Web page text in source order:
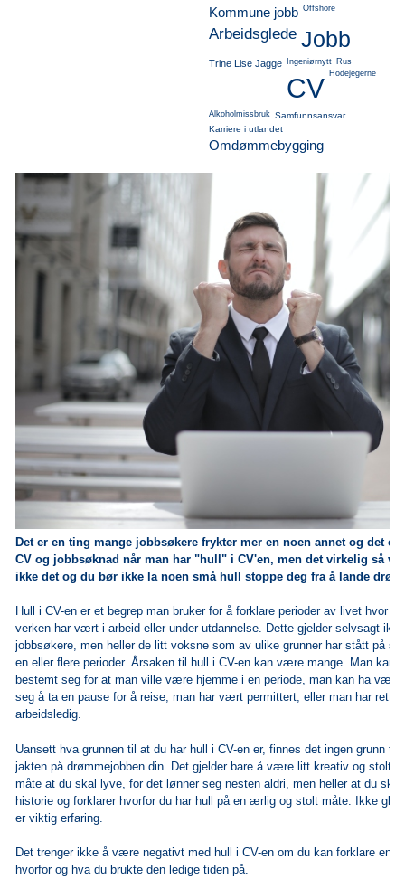
Kommune jobb Offshore
Arbeidsglede Jobb
Trine Lise Jagge Ingeniørnytt Rus
CV Hodejegerne
Alkoholmissbruk Samfunnsansvar
Karriere i utlandet
Omdømmebygging
Det er en ting mange jobbsøkere frykter mer en noen annet og det er
CV og jobbsøknad når man har "hull" i CV'en, men det virkelig så
ikke det og du bør ikke la noen små hull stoppe deg fra å lande
Hull i CV-en er et begrep man bruker for å forklare perioder av livet hvor
verken har vært i arbeid eller under utdannelse. Dette gjelder selvsagt
jobbsøkere, men heller de litt voksne som av ulike grunner har stått på
en eller flere perioder. Årsaken til hull i CV-en kan være mange. Man kan
bestemt seg for at man ville være hjemme i en periode, man kan ha vært
seg å ta en pause for å reise, man har vært permittert, eller man har rett
arbeidsledig.
Uansett hva grunnen til at du har hull i CV-en er, finnes det ingen grunn til
jakten på drømmejobben din. Det gjelder bare å være litt kreativ og stolt.
måte at du skal lyve, for det lønner seg nesten aldri, men heller at du skal
historie og forklarer hvorfor du har hull på en ærlig og stolt måte. Ikke
er viktig erfaring.
Det trenger ikke å være negativt med hull i CV-en om du kan forklare en
hvorfor og hva du brukte den ledige tiden på.